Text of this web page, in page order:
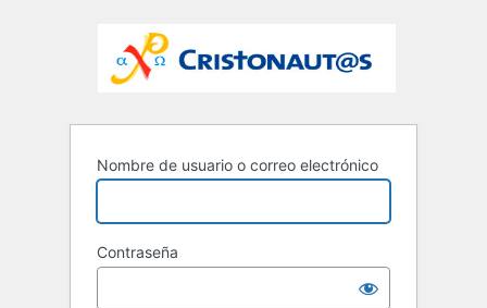
Nombre de usuario o correo electrónico
Contraseña